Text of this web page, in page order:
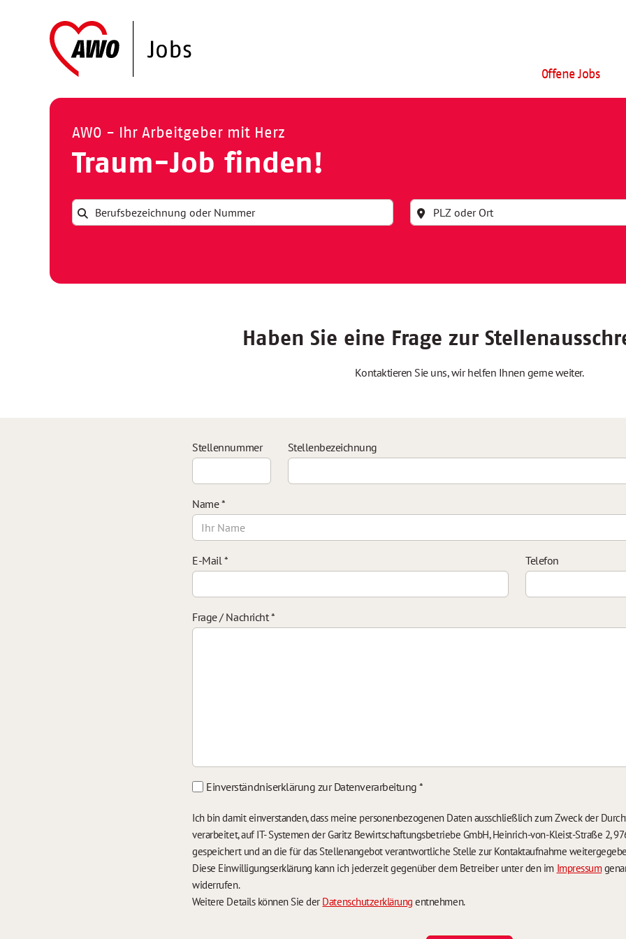
Offene Jobs
AWO - Ihr Arbeitgeber mit Herz
Traum-Job finden!
Haben Sie eine Frage zur
Kontaktieren Sie uns, wir helfen Ihnen gerne weiter.
Stellennummer Stellenbezeichnung
Name*
E-Mail* Telefon
Frage / Nachricht*
Einverständniserklärung zur Datenverarbeitung*
Ich bin damit einverstanden, dass meine personenbezogenen Daten ausschließlich zum Zweck der
verarbeitet, auf IT- Systemen der Garitz Bewirtschaftungsbetriebe GmbH, Heinrich-von-Kleist-Straße 2,
gespeichert und an die für das Stellenangebot verantwortliche Stelle zur Kontaktaufnahme
Diese Einwilligungserklärung kann ich jederzeit gegenüber dem Betreiber unter den im Impressum
widerrufen.
Weitere Details können Sie der Datenschutzerklärung entnehmen.